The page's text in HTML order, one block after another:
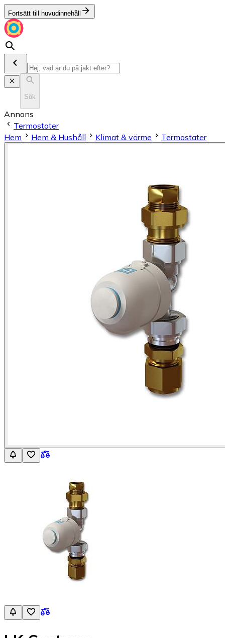
Fortsätt till huvudinnehåll
Sök
Annons
Termostater
Hem
Hem & Hushåll Klimat & värme Termostater